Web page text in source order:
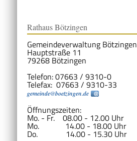
Rathaus Bötzingen
Gemeindeverwaltung Bötzingen
Hauptstraße 11
79268 Bötzingen
Telefon: 07663 / 9310-0
Telefax: 07663 / 9310-33
gemeinde@boetzingen.de
Öffnungszeiten:
Mo. - Fr. 08.00 - 12.00 Uhr
Mo. 14.00 - 18.00 Uhr
Do. 14.00 - 15.30 Uhr